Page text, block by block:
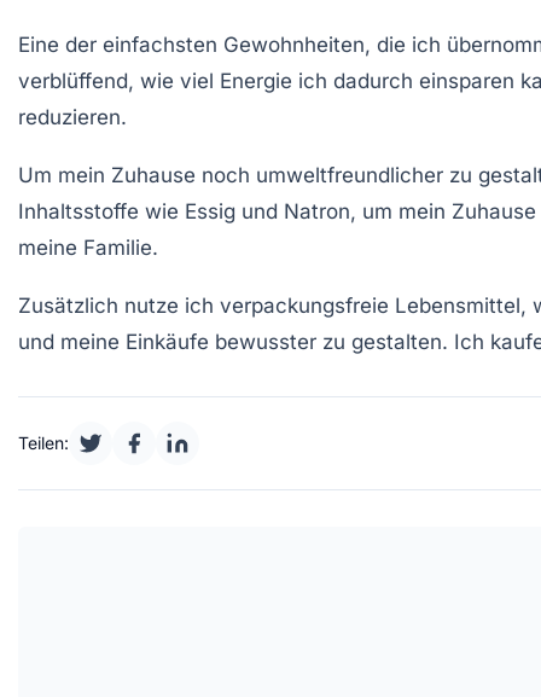
Eine der einfachsten Gewohnheiten, die ich
verblüffend, wie viel Energie ich dadurch einsparen
reduzieren.
Um mein Zuhause noch umweltfreundlicher zu
Inhaltsstoffe wie Essig und Natron, um mein
meine Familie.
Zusätzlich nutze ich verpackungsfreie Lebensmittel,
und meine Einkäufe bewusster zu gestalten. Ich
Teilen: